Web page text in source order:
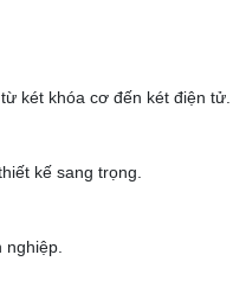
két khóa cơ đến két điện tử.
kế sang trọng.